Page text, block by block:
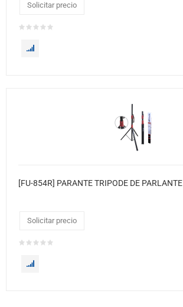
Solicitar precio
[FU-854R] PARANTE TRIPODE DE PARLANTE
Solicitar precio